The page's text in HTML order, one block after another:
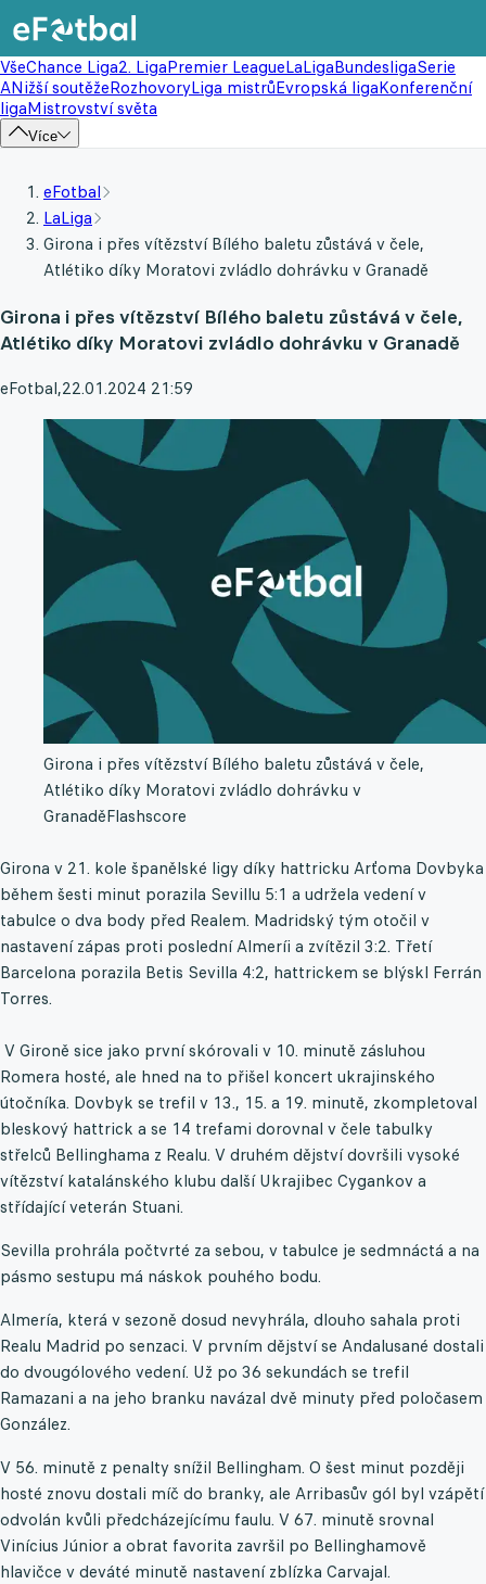
VšeChance Liga2. LigaPremier LeagueLaLigaBundesligaSerie
ANižší soutěžeRozhovoryLiga mistrůEvropská ligaKonferenční
ligaMistrovství světa
Více
eFotbal
LaLiga
Girona i přes vítězství Bílého baletu zůstává v čele,
Atlétiko díky Moratovi zvládlo dohrávku v Granadě
Girona i přes vítězství Bílého baletu zůstává v čele,
Atlétiko díky Moratovi zvládlo dohrávku v Granadě
eFotbal,22.01.2024 21:59
Girona i přes vítězství Bílého baletu zůstává v čele,
Atlétiko díky Moratovi zvládlo dohrávku v
GranaděFlashscore
Girona v 21. kole španělské ligy díky hattricku Arťoma Dovbyka
během šesti minut porazila Sevillu 5:1 a udržela vedení v
tabulce o dva body před Realem. Madridský tým otočil v
nastavení zápas proti poslední Almeríi a zvítězil 3:2. Třetí
Barcelona porazila Betis Sevilla 4:2, hattrickem se blýskl Ferrán
Torres.
V Gironě sice jako první skórovali v 10. minutě zásluhou
Romera hosté, ale hned na to přišel koncert ukrajinského
útočníka. Dovbyk se trefil v 13., 15. a 19. minutě, zkompletoval
bleskový hattrick a se 14 trefami dorovnal v čele tabulky
střelců Bellinghama z Realu. V druhém dějství dovršili vysoké
vítězství katalánského klubu další Ukrajibec Cygankov a
střídající veterán Stuani.
Sevilla prohrála počtvrté za sebou, v tabulce je sedmnáctá a na
pásmo sestupu má náskok pouhého bodu.
Almería, která v sezoně dosud nevyhrála, dlouho sahala proti
Realu Madrid po senzaci. V prvním dějství se Andalusané dostali
do dvougólového vedení. Už po 36 sekundách se trefil
Ramazani a na jeho branku navázal dvě minuty před poločasem
González.
V 56. minutě z penalty snížil Bellingham. O šest minut později
hosté znovu dostali míč do branky, ale Arribasův gól byl vzápětí
odvolán kvůli předcházejícímu faulu. V 67. minutě srovnal
Vinícius Júnior a obrat favorita završil po Bellinghamově
hlavičce v deváté minutě nastavení zblízka Carvajal.